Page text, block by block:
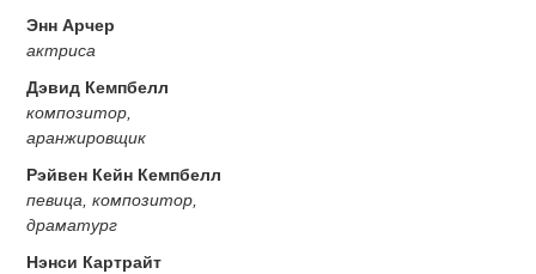
Энн Арчер
актриса
Дэвид Кемпбелл
композитор,
аранжировщик
Рэйвен Кейн Кемпбелл
певица, композитор,
драматург
Нэнси Картрайт